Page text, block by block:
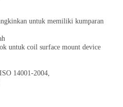
untuk memiliki kumparan
untuk coil surface mount device
14001-2004,